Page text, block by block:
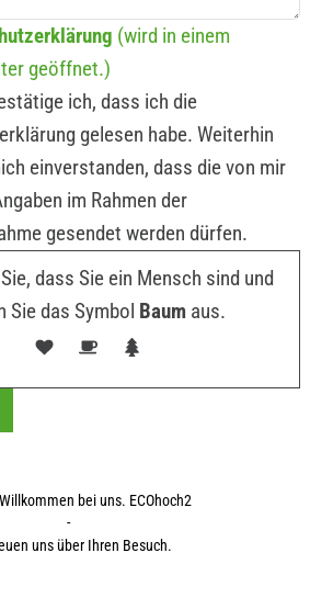
(wird in einem
geöffnet.)
ich, dass ich die
gelesen habe. Weiterhin
einverstanden, dass die von mir
im Rahmen der
gesendet werden dürfen.
dass Sie ein Mensch sind und
Sie das Symbol Baum aus.
bei uns. ECOhoch2
-
uns über Ihren Besuch.